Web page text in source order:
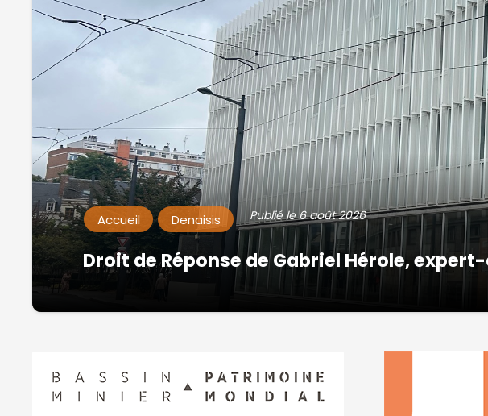
Accueil Denaisis Publié le6 août 2026
Droit de Réponse de Gabriel Hérole,